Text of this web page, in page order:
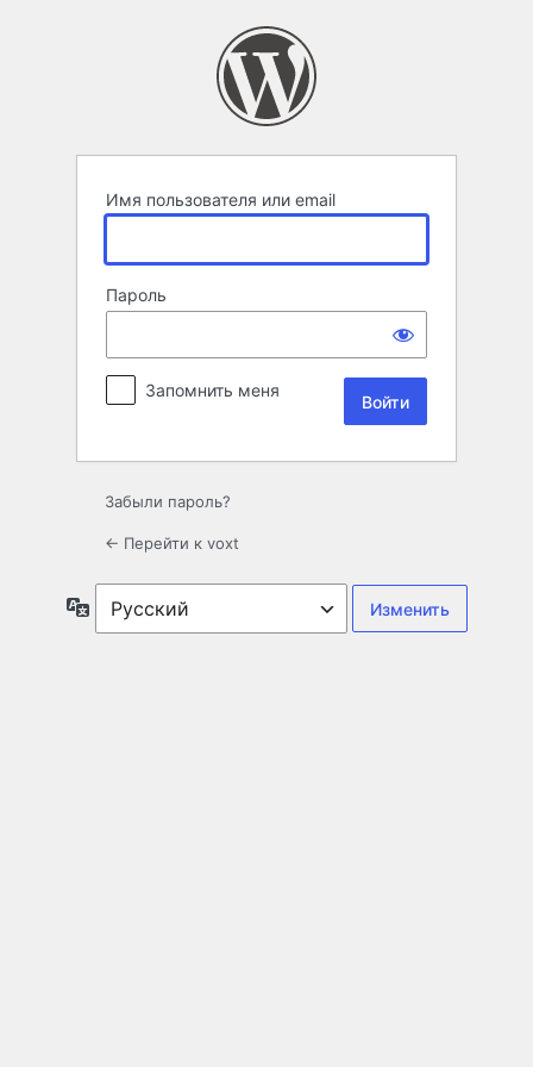
Имя пользователя или email
Пароль
Запомнить меня
Забыли пароль?
← Перейти к voxt
Язык